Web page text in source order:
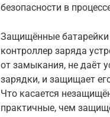
безопасности в
Защищённые батарейки
контроллер заряда
от замыкания, не даёт
зарядки, и защищает
Что касается
практичные, чем